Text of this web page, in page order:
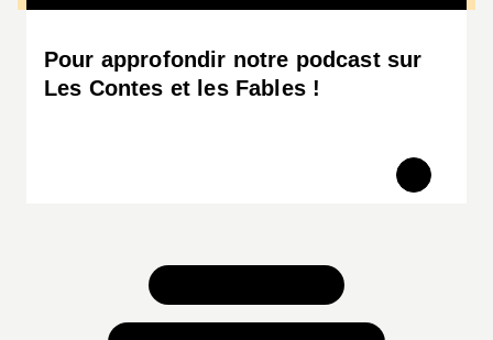
Pour approfondir notre podcast sur
Les Contes et les Fables !